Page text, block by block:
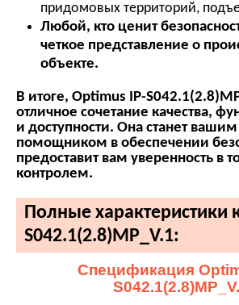
придомовых территорий,
Любой, кто ценит
четкое представление о
объекте.
В итоге, Optimus IP-
отличное сочетание качества,
и доступности. Она станет
помощником в обеспечении
предоставит вам уверенность в
контролем.
Полные характеристики
S042.1(2.8)MP_V.1:
Спецификация